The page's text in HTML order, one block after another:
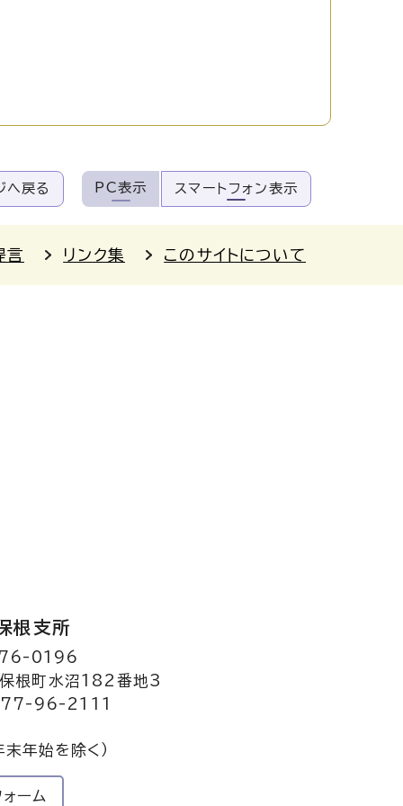
へ戻る PC表示 スマートフォン表示
言 リンク集 このサイトについて
根支所
0196
根町水沼182番地3
96-2111
末年始を除く）
ーム